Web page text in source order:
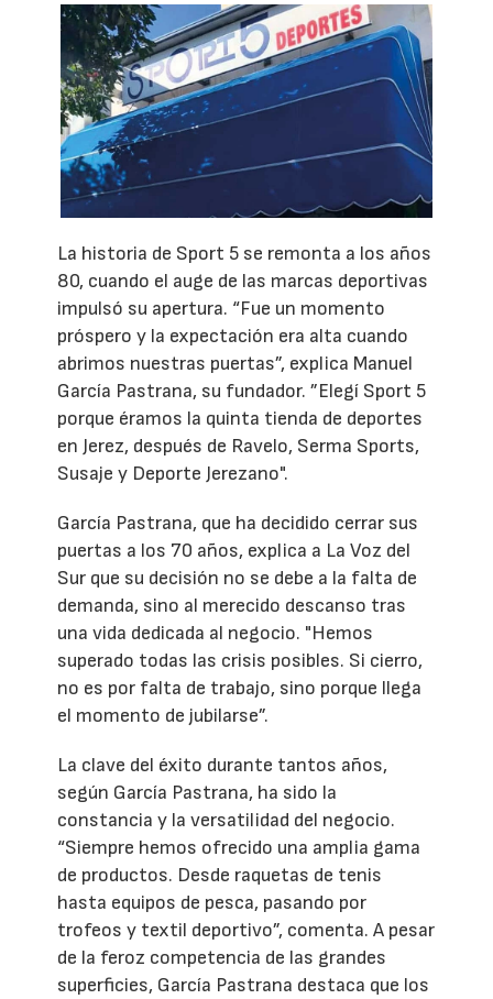
La historia de Sport 5 se remonta a los años
80, cuando el auge de las marcas deportivas
impulsó su apertura. “Fue un momento
próspero y la expectación era alta cuando
abrimos nuestras puertas”, explica Manuel
García Pastrana, su fundador. ”Elegí Sport 5
porque éramos la quinta tienda de deportes
en Jerez, después de Ravelo, Serma Sports,
Susaje y Deporte Jerezano".
García Pastrana, que ha decidido cerrar sus
puertas a los 70 años, explica a La Voz del
Sur que su decisión no se debe a la falta de
demanda, sino al merecido descanso tras
una vida dedicada al negocio. "Hemos
superado todas las crisis posibles. Si cierro,
no es por falta de trabajo, sino porque llega
el momento de jubilarse”.
La clave del éxito durante tantos años,
según García Pastrana, ha sido la
constancia y la versatilidad del negocio.
“Siempre hemos ofrecido una amplia gama
de productos. Desde raquetas de tenis
hasta equipos de pesca, pasando por
trofeos y textil deportivo”, comenta. A pesar
de la feroz competencia de las grandes
superficies, García Pastrana destaca que los